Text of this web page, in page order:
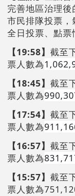
完善地區治理
市民排隊投票
全日投票、點票
【19:58】 截至
票人數為
【18:45】 截至
票人數為
【17:54】 截至
票人數為
【16:57】 截至
票人數為
【15:57】 截至
票人數為